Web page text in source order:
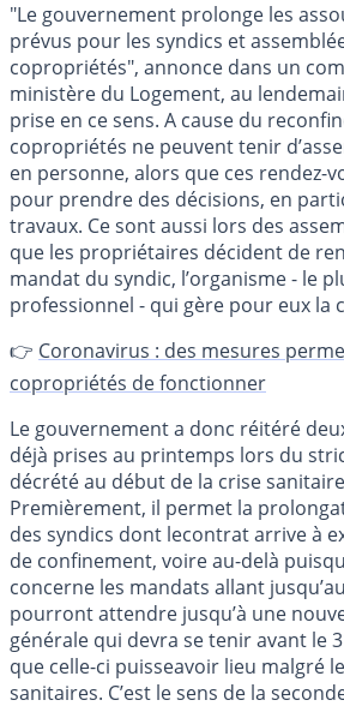
"Le gouvernement prolonge les
prévus pour les syndics et
copropriétés", annonce dans un
ministère du Logement, au
prise en ce sens. A cause du
copropriétés ne peuvent tenir
en personne, alors que ces rendez-
pour prendre des décisions, en
travaux. Ce sont aussi lors des
que les propriétaires décident de
mandat du syndic, l’organisme - le
professionnel - qui gère pour eux la
👉 Coronavirus : des mesures
copropriétés de fonctionner
Le gouvernement a donc réitéré
déjà prises au printemps lors du
décrété au début de la crise
Premièrement, il permet la
des syndics dont lecontrat arrive à
de confinement, voire au-delà
concerne les mandats allant
pourront attendre jusqu’à une
générale qui devra se tenir avant le
que celle-ci puisseavoir lieu malgré
sanitaires. C’est le sens de la